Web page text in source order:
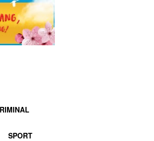
SPORT